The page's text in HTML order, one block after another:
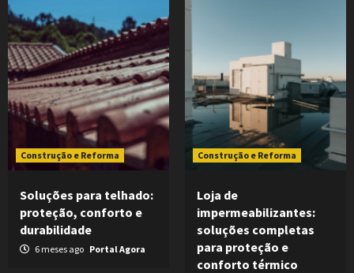
Construção e Reforma
Soluções para telhado:
proteção, conforto e
durabilidade
6 meses ago Portal Agora
Construção e Reforma
Loja de
impermeabilizantes:
soluções completas
para proteção e
conforto térmico